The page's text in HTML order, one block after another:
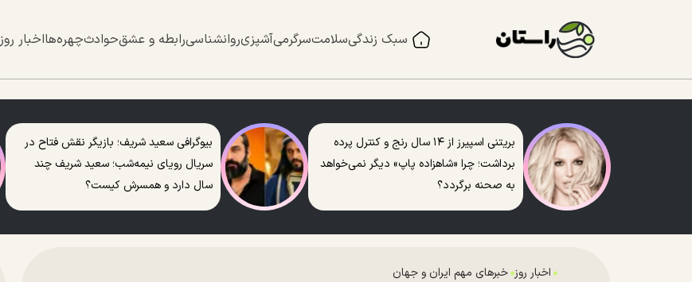
سبک زندگیسلامتسرگرمیآشپزیروانشناسیرابطه و عشقحوادثچهره‌هااخبار روز
بریتنی اسپیرز از ۱۴ سال رنج و کنترل پرده
برداشت؛ چرا «شاهزاده پاپ» دیگر نمی‌خواهد
به صحنه برگردد؟
بیوگرافی سعید شریف؛ بازیگر نقش فتاح در
سریال رویای نیمه‌شب؛ سعید شریف چند
سال دارد و همسرش کیست؟
اخبار روز خبرهای مهم ایران و جهان